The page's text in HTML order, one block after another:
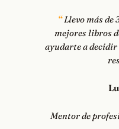
Llevo más de
mejores libros
ayudarte a
Mentor de